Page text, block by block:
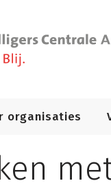
organisaties